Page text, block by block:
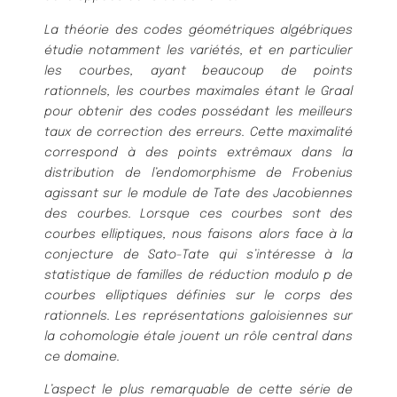
La théorie des codes géométriques algébriques
étudie notamment les variétés, et en particulier
les courbes, ayant beaucoup de points
rationnels, les courbes maximales étant le Graal
pour obtenir des codes possédant les meilleurs
taux de correction des erreurs. Cette maximalité
correspond à des points extrêmaux dans la
distribution de l’endomorphisme de Frobenius
agissant sur le module de Tate des Jacobiennes
des courbes. Lorsque ces courbes sont des
courbes elliptiques, nous faisons alors face à la
conjecture de Sato-Tate qui s’intéresse à la
statistique de familles de réduction modulo p de
courbes elliptiques définies sur le corps des
rationnels. Les représentations galoisiennes sur
la cohomologie étale jouent un rôle central dans
ce domaine.
L’aspect le plus remarquable de cette série de